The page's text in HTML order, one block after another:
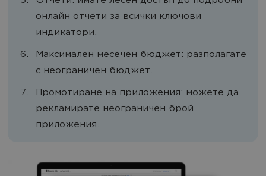
онлайн отчети за всички ключови
индикатори.
Максимален месечен бюджет: разполагате
с неограничен бюджет.
Промотиране на приложения: можете да
рекламирате неограничен брой
приложения.